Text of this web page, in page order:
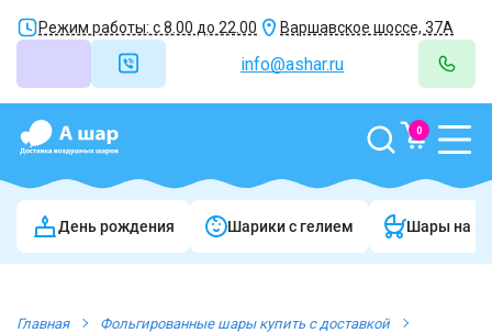
Режим работы: с 8.00 до 22.00 Варшавское шоссе, 37А
info@ashar.ru
0
День рождения Шарики c гелием Шары на
Главная
Фольгированные шары купить с доставкой